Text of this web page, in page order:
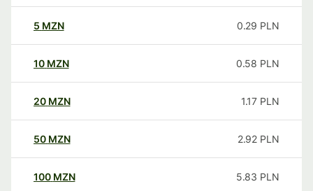
5 MZN 0.29 PLN
10 MZN 0.58 PLN
20 MZN 1.17 PLN
50 MZN 2.92 PLN
100 MZN 5.83 PLN